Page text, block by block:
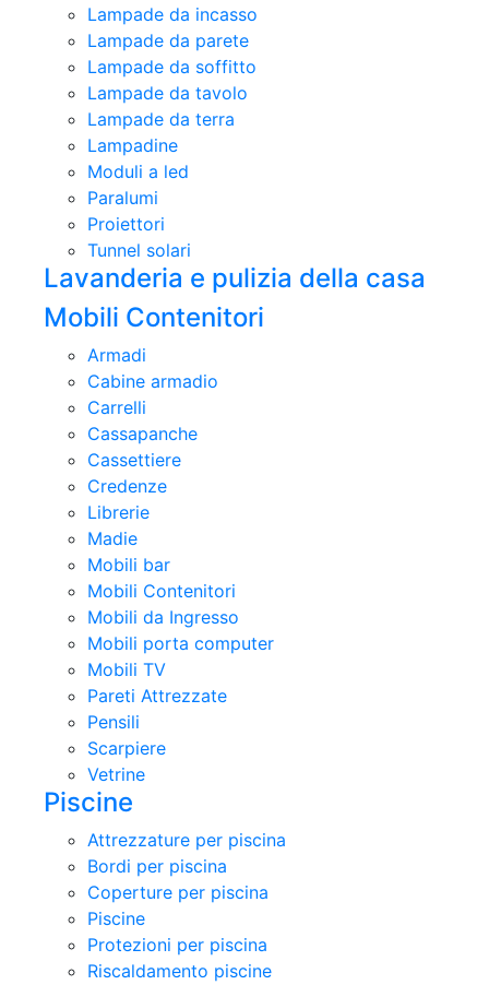
Lampade da incasso
Lampade da parete
Lampade da soffitto
Lampade da tavolo
Lampade da terra
Lampadine
Moduli a led
Paralumi
Proiettori
Tunnel solari
Lavanderia e pulizia della casa
Mobili Contenitori
Armadi
Cabine armadio
Carrelli
Cassapanche
Cassettiere
Credenze
Librerie
Madie
Mobili bar
Mobili Contenitori
Mobili da Ingresso
Mobili porta computer
Mobili TV
Pareti Attrezzate
Pensili
Scarpiere
Vetrine
Piscine
Attrezzature per piscina
Bordi per piscina
Coperture per piscina
Piscine
Protezioni per piscina
Riscaldamento piscine